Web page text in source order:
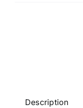
Description